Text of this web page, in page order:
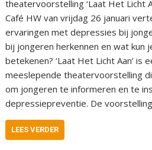
theatervoorstelling ‘Laat Het Licht
Café HW van vrijdag 26 januari
ervaringen met depressies bij
bij jongeren herkennen en wat kun
betekenen? ‘Laat Het Licht Aan’ is
meeslepende theatervoorstelling
om jongeren te informeren en te
depressiepreventie. De
LEES VERDER